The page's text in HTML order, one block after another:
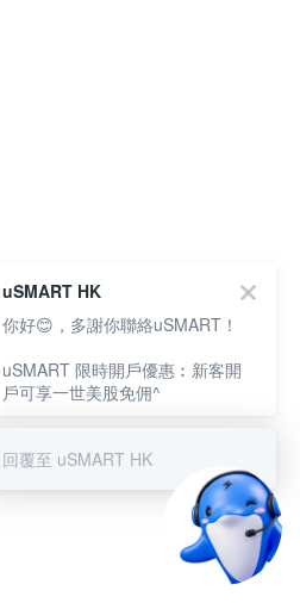
uSMART HK
你好😊，多謝你聯絡uSMART！
uSMART 限時開戶優惠︰新客開
戶可享一世美股免佣^
回覆至 uSMART HK